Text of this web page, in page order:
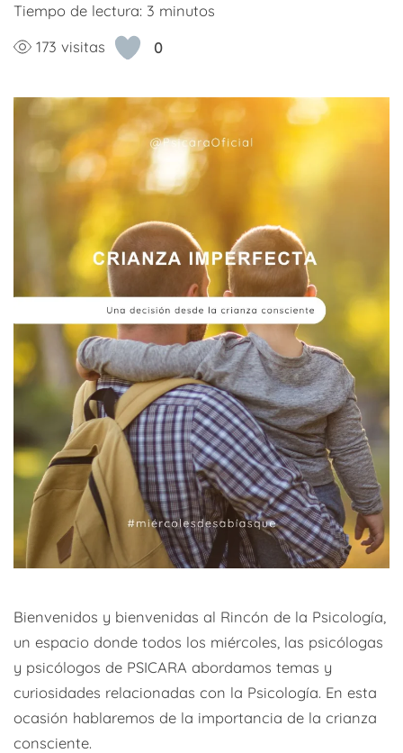
Tiempo de lectura: 3 minutos
173 visitas
0
Bienvenidos y bienvenidas al Rincón de la Psicología,
un espacio donde todos los miércoles, las psicólogas
y psicólogos de PSICARA abordamos temas y
curiosidades relacionadas con la Psicología. En esta
ocasión hablaremos de la importancia de la crianza
consciente.